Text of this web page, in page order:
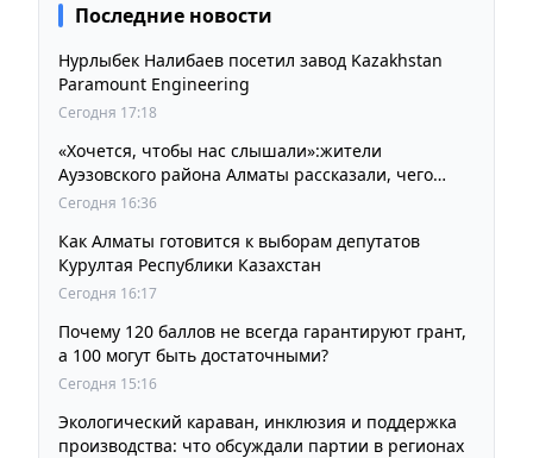
Последние новости
Нурлыбек Налибаев посетил завод Kazakhstan
Paramount Engineering
Сегодня 17:18
«Хочется, чтобы нас слышали»:жители
Ауэзовского района Алматы рассказали, чего
ждут от выборов депутатов Курултая
Сегодня 16:36
Как Алматы готовится к выборам депутатов
Курултая Республики Казахстан
Сегодня 16:17
Почему 120 баллов не всегда гарантируют грант,
а 100 могут быть достаточными?
Сегодня 15:16
Экологический караван, инклюзия и поддержка
производства: что обсуждали партии в регионах